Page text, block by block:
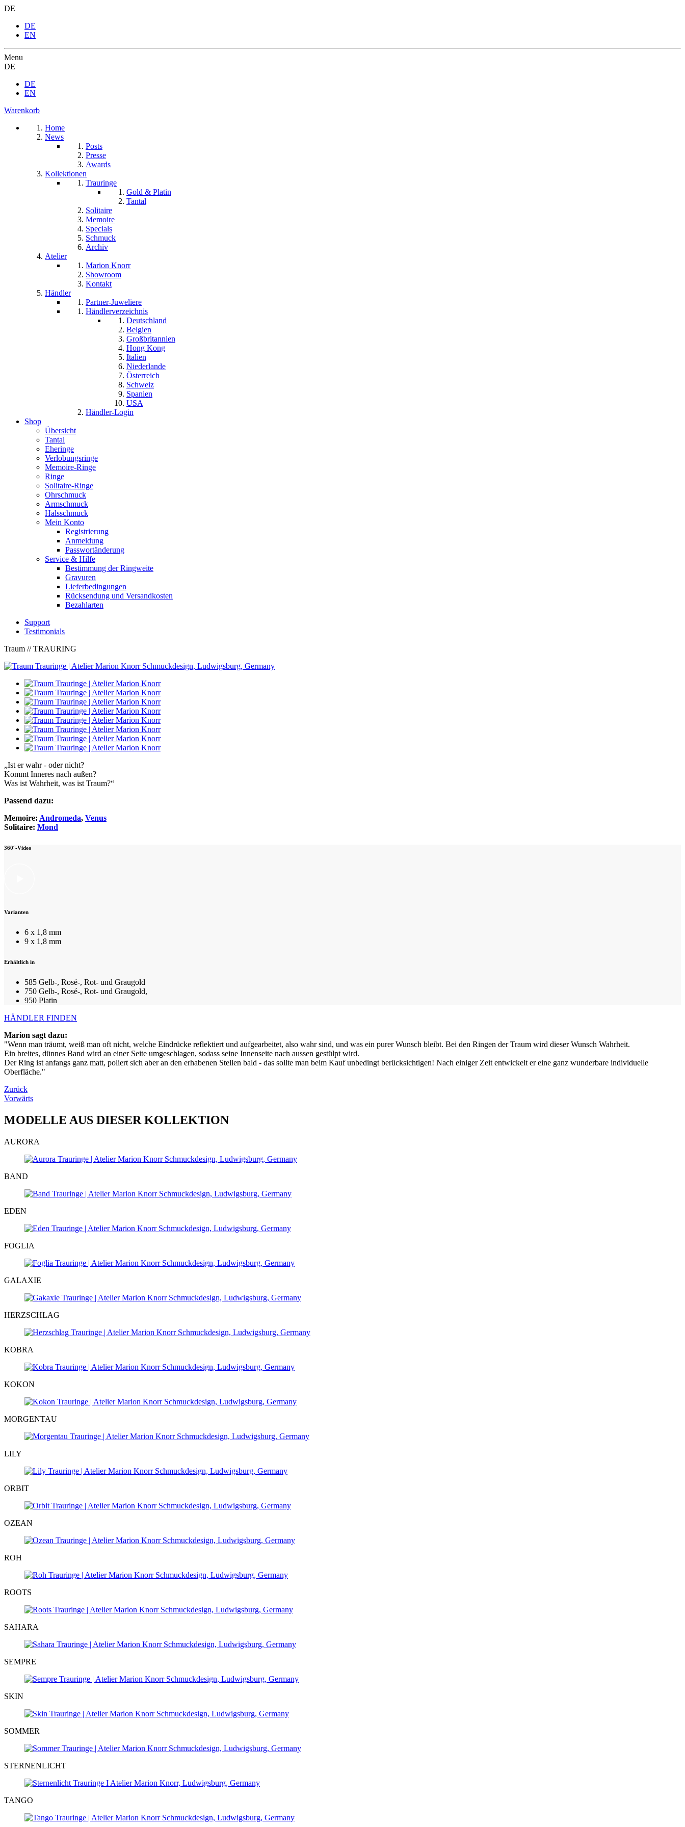
DE
DE
EN
Menu
DE
DE
EN
Warenkorb
Home
News
Posts
Presse
Awards
Kollektionen
Trauringe
Gold & Platin
Tantal
Solitaire
Memoire
Specials
Schmuck
Archiv
Atelier
Marion Knorr
Showroom
Kontakt
Händler
Partner-Juweliere
Händlerverzeichnis
Deutschland
Belgien
Großbritannien
Hong Kong
Italien
Niederlande
Österreich
Schweiz
Spanien
USA
Händler-Login
Shop
Übersicht
Tantal
Eheringe
Verlobungsringe
Memoire-Ringe
Ringe
Solitaire-Ringe
Ohrschmuck
Armschmuck
Halsschmuck
Mein Konto
Registrierung
Anmeldung
Passwortänderung
Service & Hilfe
Bestimmung der Ringweite
Gravuren
Lieferbedingungen
Rücksendung und Versandkosten
Bezahlarten
Support
Testimonials
Traum // TRAURING
„Ist er wahr - oder nicht?
Kommt Inneres nach außen?
Was ist Wahrheit, was ist Traum?“
Passend dazu:
Memoire: Andromeda, Venus
Solitaire: Mond
360°-Video
Varianten
6 x 1,8 mm
9 x 1,8 mm
Erhältlich in
585 Gelb-, Rosé-, Rot- und Graugold
750 Gelb-, Rosé-, Rot- und Graugold,
950 Platin
HÄNDLER FINDEN
Marion sagt dazu:
"Wenn man träumt, weiß man oft nicht, welche Eindrücke reflektiert und aufgearbeitet, also wahr sind, und was ein purer Wunsch bleibt. Bei den Ringen der Traum wird dieser Wunsch Wahrheit.
Ein breites, dünnes Band wird an einer Seite umgeschlagen, sodass seine Innenseite nach aussen gestülpt wird.
Der Ring ist anfangs ganz matt, poliert sich aber an den erhabenen Stellen bald - das sollte man beim Kauf unbedingt berücksichtigen! Nach einiger Zeit entwickelt er eine ganz wunderbare individuelle
Oberfläche."
Zurück
Vorwärts
MODELLE AUS DIESER KOLLEKTION
AURORA
BAND
EDEN
FOGLIA
GALAXIE
HERZSCHLAG
KOBRA
KOKON
MORGENTAU
LILY
ORBIT
OZEAN
ROH
ROOTS
SAHARA
SEMPRE
SKIN
SOMMER
STERNENLICHT
TANGO